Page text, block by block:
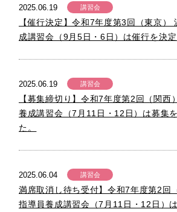
2025.06.19 講習会
【催行決定】令和7年度第3回（東京）
成講習会（9月5日・6日）は催行を決定
2025.06.19 講習会
【募集締切り】令和7年度第2回（関西
養成講習会（7月11日・12日）は募集
た。
2025.06.04 講習会
満席取消し待ち受付】令和7年度第2回
指導員養成講習会（7月11日・12日）